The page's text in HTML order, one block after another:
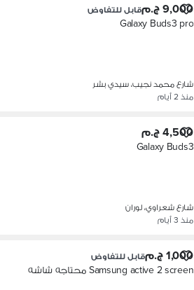
9,000 ج.م قابل للتفاوض
Galaxy Buds3 pro
شارع محمد نجيب، سيدي بشر
منذ 2 أيام
4,500 ج.م
Galaxy Buds3
شارع شعراوي، لوران
منذ 3 أيام
1,000 ج.م قابل للتفاوض
Samsung active 2 screen محتاجه شاشه